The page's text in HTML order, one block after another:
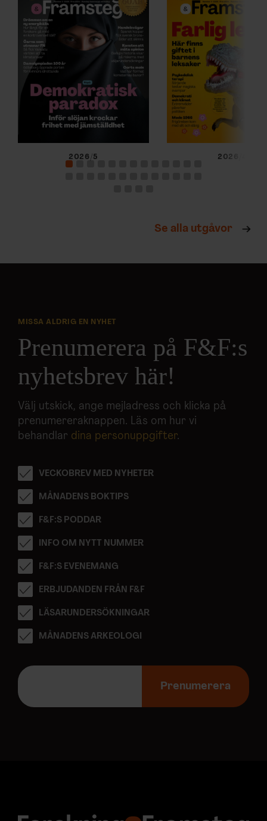
2026/5 2026/4
Se alla utgåvor
MISSA ALDRIG EN NYHET
Prenumerera på F&F:s
nyhetsbrev här!
Välj utskick, ange mejladress och klicka på
prenumereraknappen. Läs om hur vi
behandlar dina personuppgifter.
VECKOBREV MED NYHETER
MÅNADENS BOKTIPS
F&F:S PODDAR
INFO OM NYTT NUMMER
F&F:S EVENEMANG
ERBJUDANDEN FRÅN F&F
LÄSARUNDERSÖKNINGAR
MÅNADENS ARKEOLOGI
E
p
s
Prenumerera